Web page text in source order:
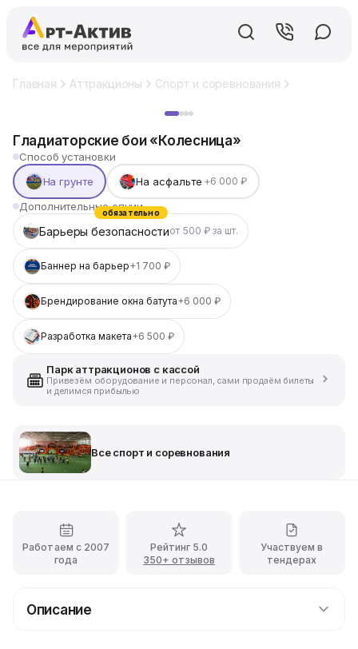
Главная Аттракционы Спорт и соревнования
Гладиаторские бои «Колесница»
Способ установки
На грунте
На асфальте +6 000 ₽
Дополнительные опции
Барьеры безопасностиот 500 ₽ за шт.
обязательно
Баннер на барьер+1 700 ₽
Брендирование окна батута+6 000 ₽
Разработка макета+6 500 ₽
Парк аттракционов с кассой
Привезём оборудование и персонал, сами продаём билеты
и делимся прибылью
Все спорт и соревнования
Работаем с 2007
года
Рейтинг 5.0
350+ отзывов
Участвуем в
тендерах
Описание